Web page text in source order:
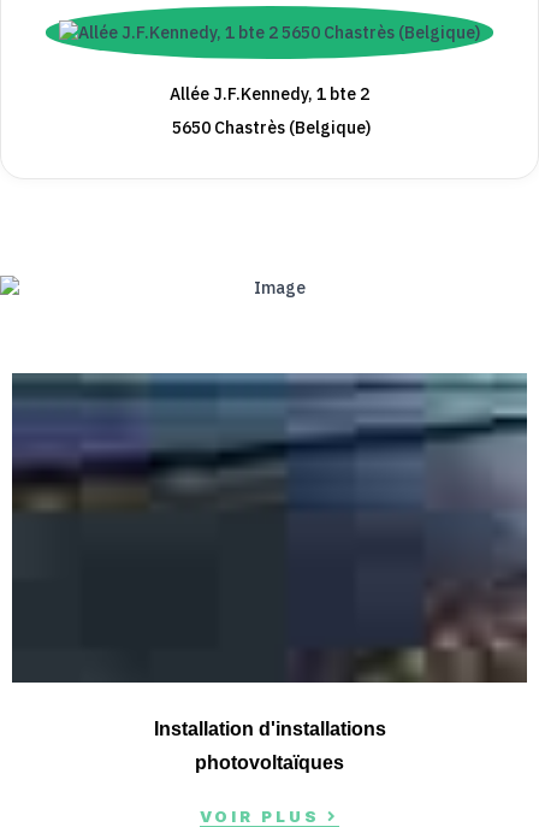
Allée J.F.Kennedy, 1 bte 2
5650 Chastrès (Belgique)
Installation d'installations
photovoltaïques
VOIR PLUS